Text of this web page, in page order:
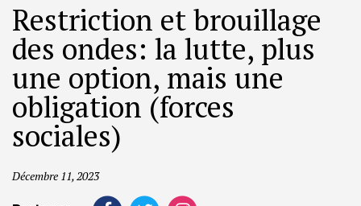
Restriction et brouillage
des ondes: la lutte, plus
une option, mais une
obligation (forces
sociales)
Décembre 11, 2023